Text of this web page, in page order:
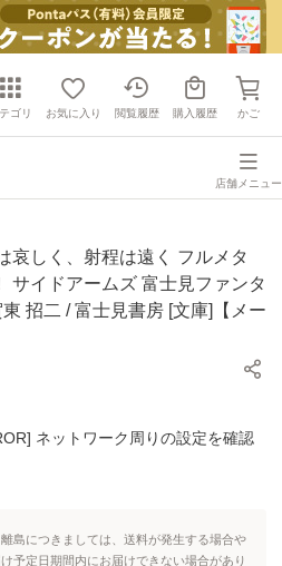
ゴリ お気に入り 閲覧履歴 購入履歴 かご
店舗メニュー
哀しく、射程は遠く フルメタ
サイドアームズ 富士見ファンタ
招二 / 富士見書房 [文庫]【メー
ネットワーク周りの設定を確認
島につきましては、送料が発生する場合や
予定日期間内にお届けできない場合があり